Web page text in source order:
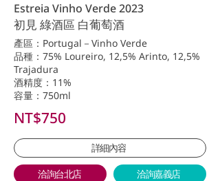
Estreia Vinho Verde 2023
初見 綠酒區 白葡萄酒
產區：Portugal－Vinho Verde
品種：75% Loureiro, 12,5% Arinto, 12,5%
Trajadura
酒精度：11%
容量：750ml
NT$750
詳細內容
洽詢台北店 洽詢嘉義店